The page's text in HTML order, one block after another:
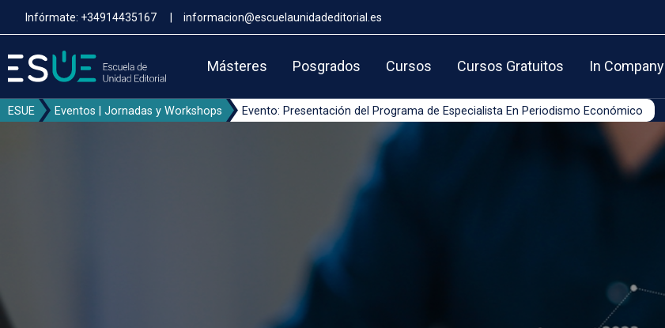
contenido
principal
Infórmate: +34914435167 | informacion@escuelaunidadeditorial.es
Másteres Posgrados Cursos Cursos Gratuitos In Company
ESUE Eventos | Jornadas y Workshops Evento: Presentación del Programa de Especialista En Periodismo Económico